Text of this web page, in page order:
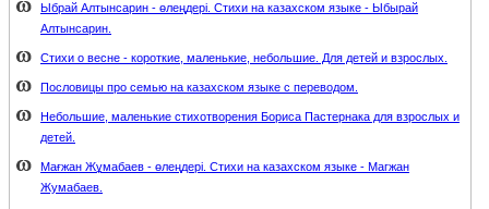
Ыбрай Алтынсарин - өлеңдері. Стихи на казахском языке - Ыбырай
Алтынсарин.
Стихи о весне - короткие, маленькие, небольшие. Для детей и взрослых.
Пословицы про семью на казахском языке с переводом.
Небольшие, маленькие стихотворения Бориса Пастернака для взрослых и
детей.
Мағжан Жұмабаев - өлеңдері. Стихи на казахском языке - Магжан
Жумабаев.